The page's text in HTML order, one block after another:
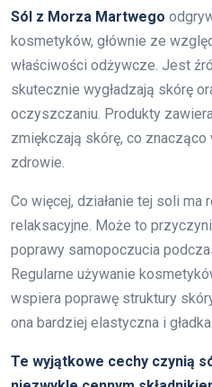
Sól z Morza Martwego
kosmetyków, głównie ze
właściwości odżywcze. Jest
skutecznie wygładzają skórę
oczyszczaniu. Produkty
zmiękczają skórę, co znacząco
zdrowie.
Co więcej, działanie tej soli ma
relaksacyjne. Może to
poprawy samopoczucia
Regularne używanie
wspiera poprawę struktury
ona bardziej elastyczna i gładka.
Te wyjątkowe cechy czynią